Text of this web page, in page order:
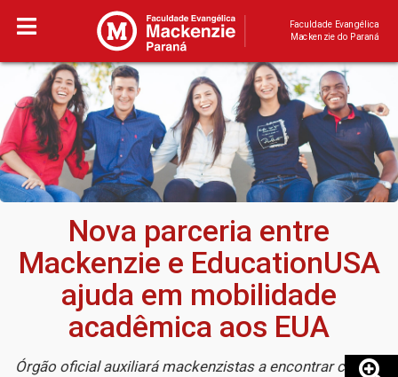
Faculdade Evangélica
Mackenzie do Paraná
Nova parceria entre
Mackenzie e EducationUSA
ajuda em mobilidade
acadêmica aos EUA
Órgão oficial auxiliará mackenzistas a encontrar cursos